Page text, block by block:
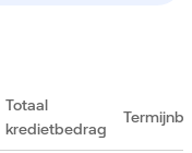
Totaal
kredietbedrag